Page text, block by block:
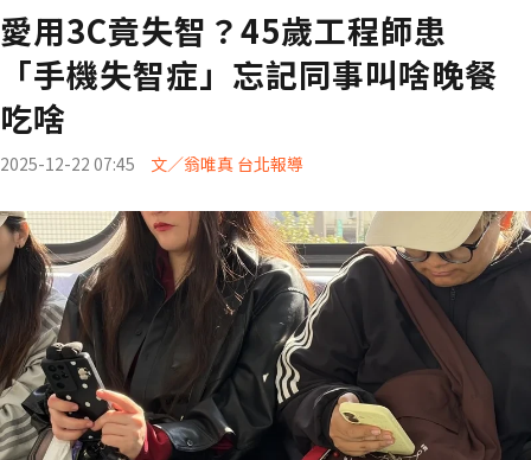
愛用3C竟失智？45歲工程師患
「手機失智症」忘記同事叫啥晚餐
吃啥
2025-12-22 07:45 文／翁唯真 台北報導